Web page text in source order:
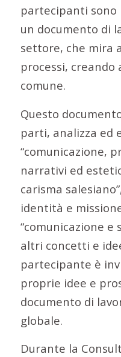
partecipanti
un documento di
settore, che mira
processi, creando
comune.
Questo
parti, analizza ed
“comunicazione,
narrativi ed
carisma
identità e
“comunicazione
altri concetti e
partecipante è
proprie idee e
documento di
globale.
Durante la